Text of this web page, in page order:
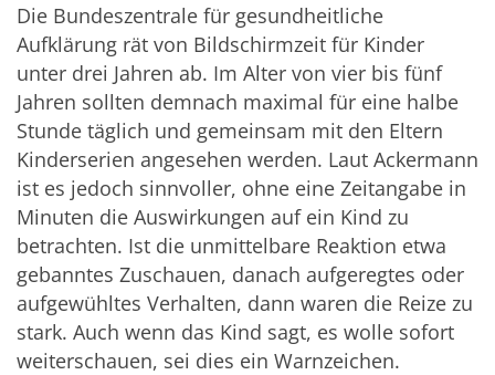
Die Bundeszentrale für gesundheitliche
Aufklärung rät von Bildschirmzeit für Kinder
unter drei Jahren ab. Im Alter von vier bis fünf
Jahren sollten demnach maximal für eine halbe
Stunde täglich und gemeinsam mit den Eltern
Kinderserien angesehen werden. Laut Ackermann
ist es jedoch sinnvoller, ohne eine Zeitangabe in
Minuten die Auswirkungen auf ein Kind zu
betrachten. Ist die unmittelbare Reaktion etwa
gebanntes Zuschauen, danach aufgeregtes oder
aufgewühltes Verhalten, dann waren die Reize zu
stark. Auch wenn das Kind sagt, es wolle sofort
weiterschauen, sei dies ein Warnzeichen.